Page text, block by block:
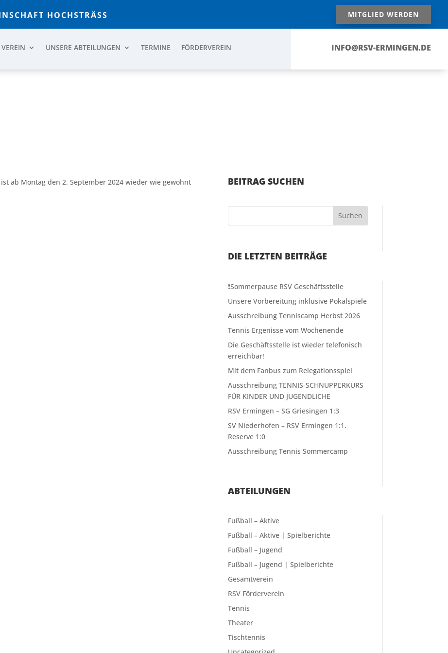
HOCHSTRÄSS MITGLIED WERDEN
UNSERE ABTEILUNGEN TERMINE
FÖRDERVEREIN
INFO@RSV-ERMINGEN.DE
ab Montag den 2. September 2024 wieder wie gewohnt
BEITRAG SUCHEN
Suchen
DIE LETZTEN BEITRÄGE
❗️Sommerpause RSV Geschäftsstelle
Unsere Vorbereitung inklusive Pokalspiele
Ausschreibung Tenniscamp Herbst 2026
Tennis Ergenisse vom Wochenende
Die Geschäftsstelle ist wieder telefonisch
erreichbar!
Mit dem Fanbus zum Relegationsspiel
Ausschreibung TENNIS-SCHNUPPERKURS
FÜR KINDER UND JUGENDLICHE
RSV Ermingen – SG Griesingen 1:3
SV Niederhofen – RSV Ermingen 1:1.
Reserve 1:0
Ausschreibung Tennis Sommercamp
ABTEILUNGEN
Fußball – Aktive
Fußball – Aktive | Spielberichte
Fußball – Jugend
Fußball – Jugend | Spielberichte
Gesamtverein
RSV Förderverein
Tennis
Theater
Tischtennis